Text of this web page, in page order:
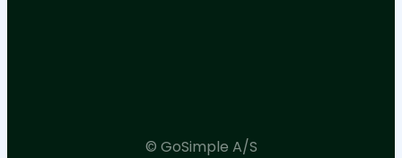
© GoSimple A/S